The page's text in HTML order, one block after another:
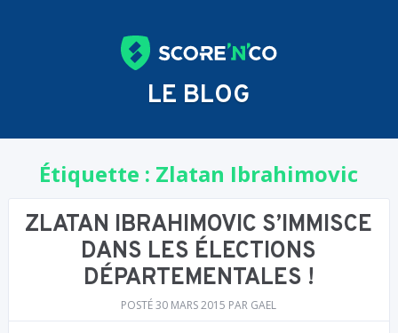
LE BLOG
Étiquette : Zlatan Ibrahimovic
ZLATAN IBRAHIMOVIC S’IMMISCE
DANS LES ÉLECTIONS
DÉPARTEMENTALES !
POSTÉ30 MARS 2015 PAR GAEL